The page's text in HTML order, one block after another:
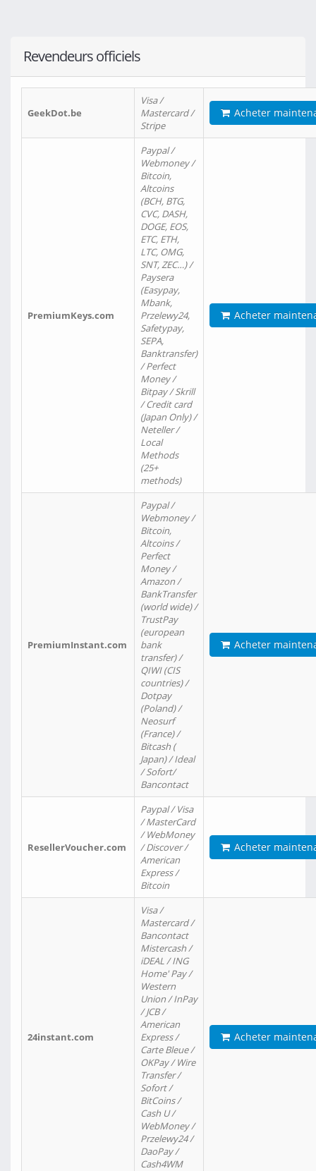
Revendeurs officiels
GeekDot.be
Visa /
Mastercard /
Stripe
Acheter
PremiumKeys.com
Paypal /
Webmoney /
Bitcoin,
Altcoins
(BCH, BTG,
CVC, DASH,
DOGE, EOS,
ETC, ETH,
LTC, OMG,
SNT, ZEC…) /
Paysera
(Easypay,
Mbank,
Przelewy24,
Safetypay,
SEPA,
Banktransfer)
/ Perfect
Money /
Bitpay / Skrill
/ Credit card
(Japan Only) /
Neteller /
Local
Methods
(25+
methods)
Acheter
PremiumInstant.com
Paypal /
Webmoney /
Bitcoin,
Altcoins /
Perfect
Money /
Amazon /
BankTransfer
(world wide) /
TrustPay
(european
bank
transfer) /
QIWI (CIS
countries) /
Dotpay
(Poland) /
Neosurf
(France) /
Bitcash (
Japan) / Ideal
/ Sofort/
Bancontact
Acheter
ResellerVoucher.com
Paypal / Visa
/ MasterCard
/ WebMoney
/ Discover /
American
Express /
Bitcoin
Acheter
24instant.com
Visa /
Mastercard /
Bancontact
Mistercash /
iDEAL / ING
Home' Pay /
Western
Union / InPay
/ JCB /
American
Express /
Carte Bleue /
OKPay / Wire
Transfer /
Sofort /
BitCoins /
Cash U /
WebMoney /
Przelewy24 /
DaoPay /
Cash4WM
Acheter